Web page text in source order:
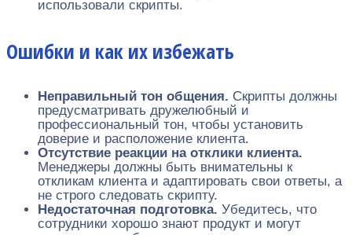
использовали скрипты.
Ошибки и как их избежать
Неправильный тон общения. Скрипты должны
предусматривать дружелюбный и
профессиональный тон, чтобы установить
доверие и расположение клиента.
Отсутствие реакции на отклики клиента.
Менеджеры должны быть внимательны к
откликам клиента и адаптировать свои ответы, а
не строго следовать скрипту.
Недостаточная подготовка. Убедитесь, что
сотрудники хорошо знают продукт и могут